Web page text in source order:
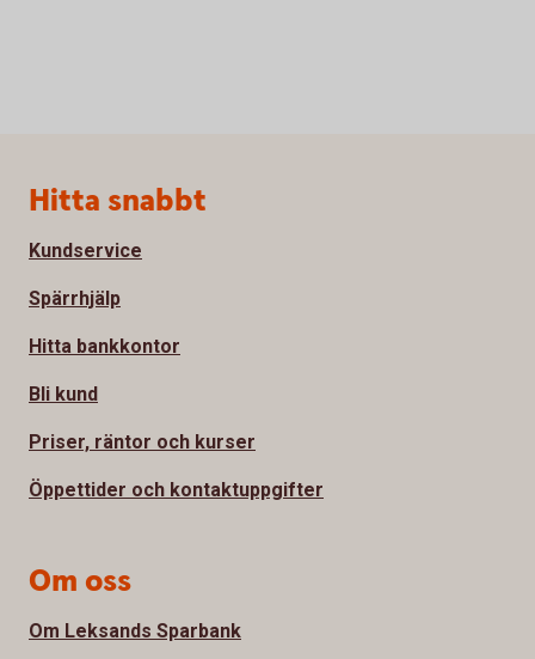
Sidfot
Hitta snabbt
Kundservice
Spärrhjälp
Hitta bankkontor
Bli kund
Priser, räntor och kurser
Öppettider och kontaktuppgifter
Om oss
Om Leksands Sparbank